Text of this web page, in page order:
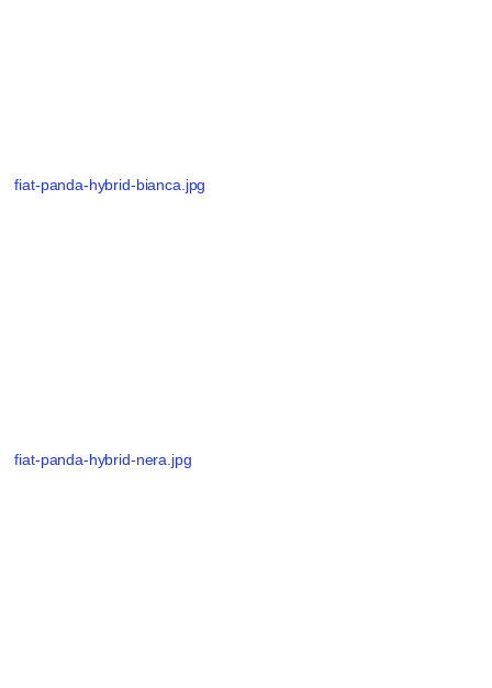
fiat-panda-hybrid-bianca.jpg
fiat-panda-hybrid-nera.jpg